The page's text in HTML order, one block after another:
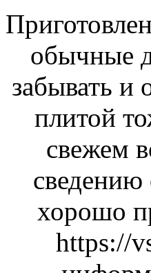
обычные
забывать и
плитой
свежем
хорошо
https://